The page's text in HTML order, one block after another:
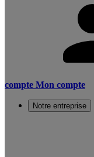
compte Mon compte
Notre entreprise